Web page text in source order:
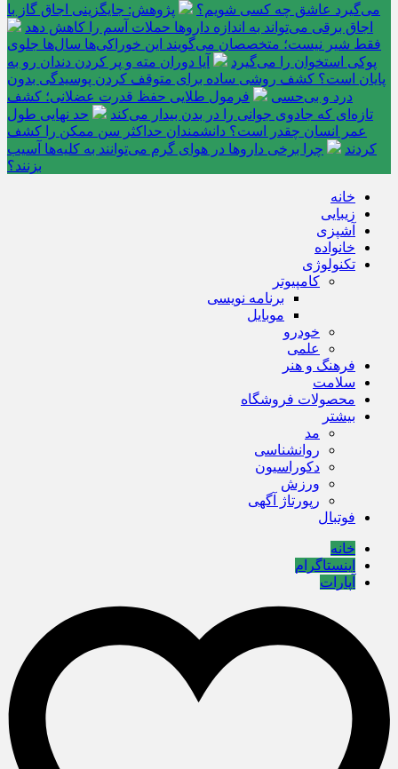
می‌گیرد عاشق چه کسی شویم؟
پژوهش: جایگزینی اجاق گاز با
اجاق برقی می‌تواند به اندازه داروها حملات آسم را کاهش دهد
فقط شیر نیست؛ متخصصان می‌گویند این خوراکی‌ها سال‌ها جلوی
پوکی استخوان را می‌گیرد
آیا دوران مته و پر کردن دندان رو به
پایان است؟ کشف روشی ساده برای متوقف کردن پوسیدگی بدون
درد و بی‌حسی
فرمول طلایی حفظ قدرت عضلانی؛ کشف
تازه‌ای که جادوی جوانی را در بدن بیدار می‌کند
حد نهایی طول
عمر انسان چقدر است؟ دانشمندان حداکثر سن ممکن را کشف
کردند
چرا برخی داروها در هوای گرم می‌توانند به کلیه‌ها آسیب
بزنند؟
خانه
زیبایی
آشپزی
خانواده
تکنولوژی
کامپیوتر
برنامه نویسی
موبایل
خودرو
علمی
فرهنگ و هنر
سلامت
محصولات فروشگاه
بیشتر
مد
روانشناسی
دکوراسیون
ورزش
رپورتاژ آگهی
فوتبال
خانه
اینستاگرام
آپارات